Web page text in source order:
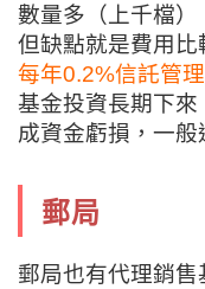
數量多（上千檔）
但缺點就是費用比
每年0.2%信託管
基金投資長期下
成資金虧損，一
郵局
郵局也有代理銷